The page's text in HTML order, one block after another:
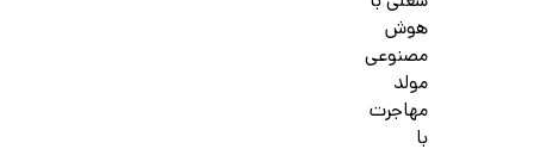
هوش
مصنوعی
مولد
مهاجرت
با